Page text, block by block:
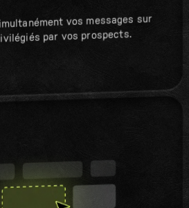
vos messages sur
par vos prospects.